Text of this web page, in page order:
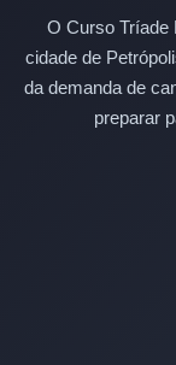
O Curso Tríade
cidade de
da demanda de
preparar